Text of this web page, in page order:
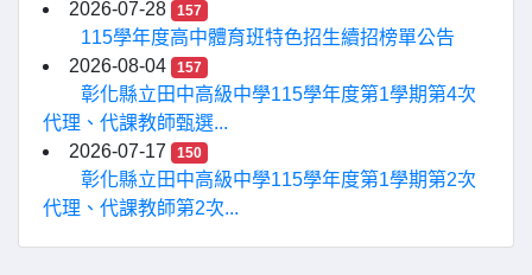
2026-07-28
157
115學年度高中體育班特色招生續招榜單公告
2026-08-04
157
彰化縣立田中高級中學115學年度第1學期第4次
代理、代課教師甄選...
2026-07-17
150
彰化縣立田中高級中學115學年度第1學期第2次
代理、代課教師第2次...